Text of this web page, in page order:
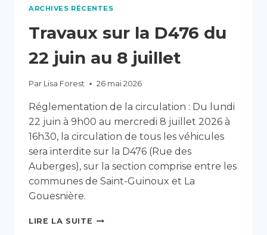
ARCHIVES RÉCENTES
Travaux sur la D476 du
22 juin au 8 juillet
Par Lisa Forest 26 mai 2026
Réglementation de la circulation : Du lundi
22 juin à 9h00 au mercredi 8 juillet 2026 à
16h30, la circulation de tous les véhicules
sera interdite sur la D476 (Rue des
Auberges), sur la section comprise entre les
communes de Saint-Guinoux et La
Gouesnière.
LIRE LA SUITE TRAVAUX